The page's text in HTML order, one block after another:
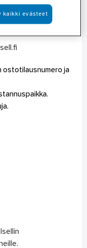
ostotilausnumero ja
kaikki evästeet